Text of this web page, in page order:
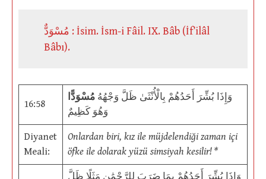
مُسْوَدٌّ : İsim. İsm-i Fâil. IX. Bâb (İf’ilâl
Bâbı).
16:58
وَإِذَا بُشِّرَ أَحَدُهُمْ بِالْأُنْثَىٰ ظَلَّ وَجْهُهُ مُسْوَدًّا
وَهُوَ كَظِيمٌ
Diyanet
Meali:
Onlardan biri, kız ile müjdelendiği zaman içi
öfke ile dolarak yüzü simsiyah kesilir! *
وَإِذَا بُشِّرَ أَحَدُهُمْ بِمَا ضَرَبَ لِلرَّحْمَٰنِ مَثَلًا ظَلَّ